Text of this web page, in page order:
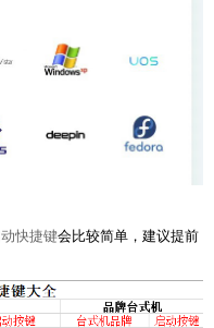
快捷键会比较简单，建议提前